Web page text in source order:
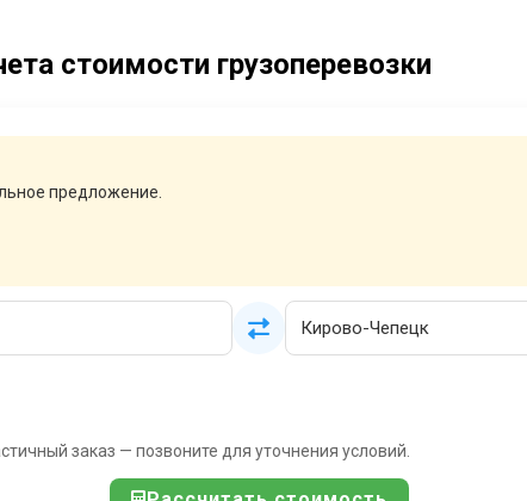
стоимости грузоперевозки
предложение.
заказ — позвоните для уточнения условий.